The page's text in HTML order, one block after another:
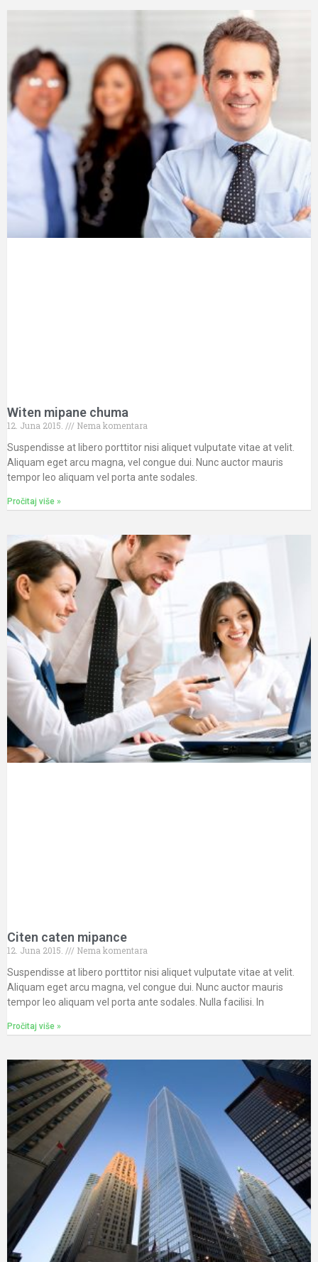
Witen mipane chuma
12. Juna 2015.
Nema komentara
Suspendisse at libero porttitor nisi aliquet vulputate vitae at velit.
Aliquam eget arcu magna, vel congue dui. Nunc auctor mauris
tempor leo aliquam vel porta ante sodales.
Pročitaj više »
Citen caten mipance
12. Juna 2015.
Nema komentara
Suspendisse at libero porttitor nisi aliquet vulputate vitae at velit.
Aliquam eget arcu magna, vel congue dui. Nunc auctor mauris
tempor leo aliquam vel porta ante sodales. Nulla facilisi. In
Pročitaj više »